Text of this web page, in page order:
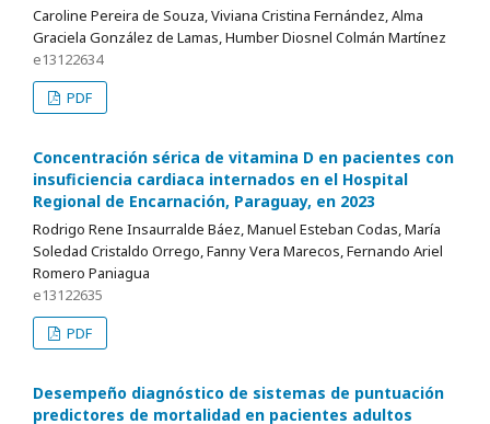
Caroline Pereira de Souza, Viviana Cristina Fernández, Alma
Graciela González de Lamas, Humber Diosnel Colmán Martínez
e13122634
PDF
Concentración sérica de vitamina D en pacientes con
insuficiencia cardiaca internados en el Hospital
Regional de Encarnación, Paraguay, en 2023
Rodrigo Rene Insaurralde Báez, Manuel Esteban Codas, María
Soledad Cristaldo Orrego, Fanny Vera Marecos, Fernando Ariel
Romero Paniagua
e13122635
PDF
Desempeño diagnóstico de sistemas de puntuación
predictores de mortalidad en pacientes adultos